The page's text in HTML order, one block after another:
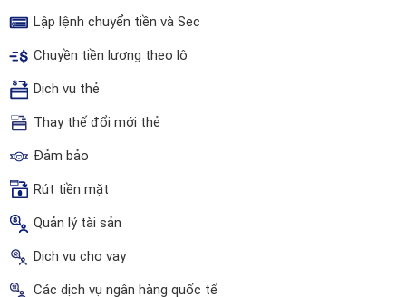
Lập lệnh chuyển tiền và Sec
Chuyền tiền lương theo lô
Dịch vụ thẻ
Thay thế đổi mới thẻ
Đảm bảo
Rút tiền mặt
Quản lý tài sản
Dịch vụ cho vay
Các dịch vụ ngân hàng quốc tế